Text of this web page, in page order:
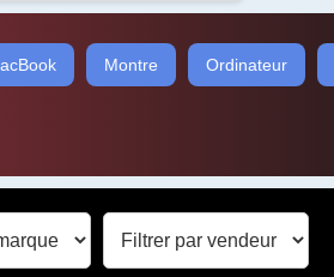
Montre Ordinateur